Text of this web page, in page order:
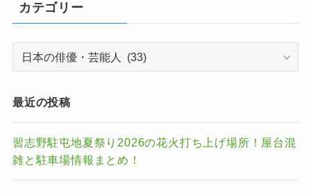
カテゴリー
リ
最近の投稿
習志野駐屯地夏祭り2026の花火打ち上げ場所！屋台混
雑と駐車場情報まとめ！